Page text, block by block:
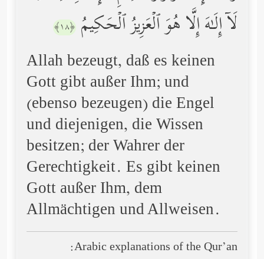
لَاۤ إِلَـٰهَ إِلَّا هُوَ ٱلۡعَزِیزُ ٱلۡحَكِیمُ ﴿١٨﴾
Allah bezeugt, daß es keinen
Gott gibt außer Ihm; und
(ebenso bezeugen) die Engel
und diejenigen, die Wissen
besitzen; der Wahrer der
Gerechtigkeit. Es gibt keinen
Gott außer Ihm, dem
Allmächtigen und Allweisen.
Arabic explanations of the Qur’an: